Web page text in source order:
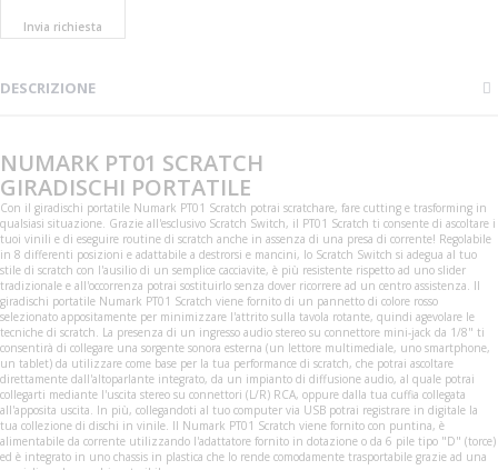
Invia richiesta
DESCRIZIONE
NUMARK PT01 SCRATCH
GIRADISCHI PORTATILE
Con il giradischi portatile Numark PT01 Scratch potrai scratchare, fare cutting e trasforming in
qualsiasi situazione. Grazie all'esclusivo Scratch Switch, il PT01 Scratch ti consente di ascoltare i
tuoi vinili e di eseguire routine di scratch anche in assenza di una presa di corrente! Regolabile
in 8 differenti posizioni e adattabile a destrorsi e mancini, lo Scratch Switch si adegua al tuo
stile di scratch con l'ausilio di un semplice cacciavite, è più resistente rispetto ad uno slider
tradizionale e all'occorrenza potrai sostituirlo senza dover ricorrere ad un centro assistenza. Il
giradischi portatile Numark PT01 Scratch viene fornito di un pannetto di colore rosso
selezionato appositamente per minimizzare l'attrito sulla tavola rotante, quindi agevolare le
tecniche di scratch. La presenza di un ingresso audio stereo su connettore mini-jack da 1/8" ti
consentirà di collegare una sorgente sonora esterna (un lettore multimediale, uno smartphone,
un tablet) da utilizzare come base per la tua performance di scratch, che potrai ascoltare
direttamente dall'altoparlante integrato, da un impianto di diffusione audio, al quale potrai
collegarti mediante l'uscita stereo su connettori (L/R) RCA, oppure dalla tua cuffia collegata
all'apposita uscita. In più, collegandoti al tuo computer via USB potrai registrare in digitale la
tua collezione di dischi in vinile. Il Numark PT01 Scratch viene fornito con puntina, è
alimentabile da corrente utilizzando l'adattatore fornito in dotazione o da 6 pile tipo "D" (torce)
ed è integrato in uno chassis in plastica che lo rende comodamente trasportabile grazie ad una